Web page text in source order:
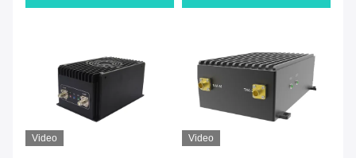
Video Video